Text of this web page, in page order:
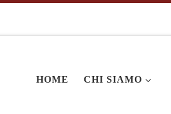
HOME CHI SIAMO